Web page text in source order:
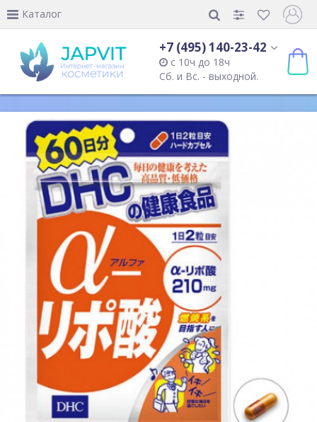
Каталог
+7 (495) 140-23-42
с 10ч до 18ч
Сб. и Вс. - выходной.